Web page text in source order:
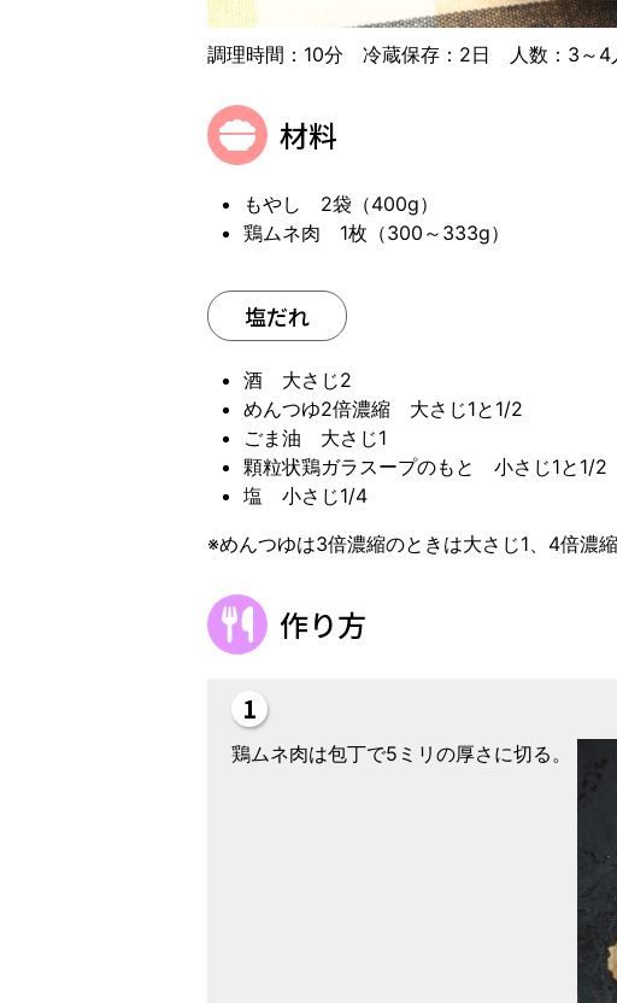
調理時間：10分 冷蔵保存：2日 人数：3～4
材料
もやし 2袋（400g）
鶏ムネ肉 1枚（300～333g）
塩だれ
酒 大さじ2
めんつゆ2倍濃縮 大さじ1と1/2
ごま油 大さじ1
顆粒状鶏ガラスープのもと 小さじ1と1/2
塩 小さじ1/4
※めんつゆは3倍濃縮のときは大さじ1、4倍濃
作り方
鶏ムネ肉は包丁で5ミリの厚さに切る。